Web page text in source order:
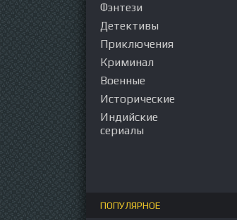
Фэнтези
Детективы
Приключения
Криминал
Военные
Исторические
Индийские
сериалы
ПОПУЛЯРНОЕ